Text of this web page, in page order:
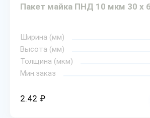
Пакет майка ПНД 10 мкм 30 х
Ширина (мм)
Высота (мм)
Толщина (мкм)
Мин.заказ
2.42 ₽